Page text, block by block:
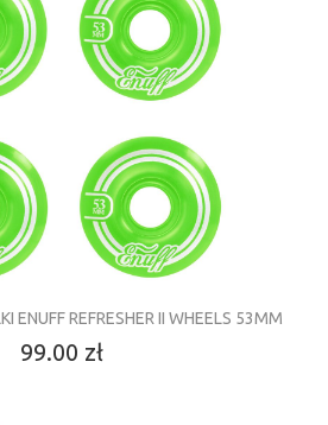
ENUFF REFRESHER II WHEELS 53MM
99.00 zł